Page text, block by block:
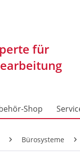
Shop
Bürosysteme